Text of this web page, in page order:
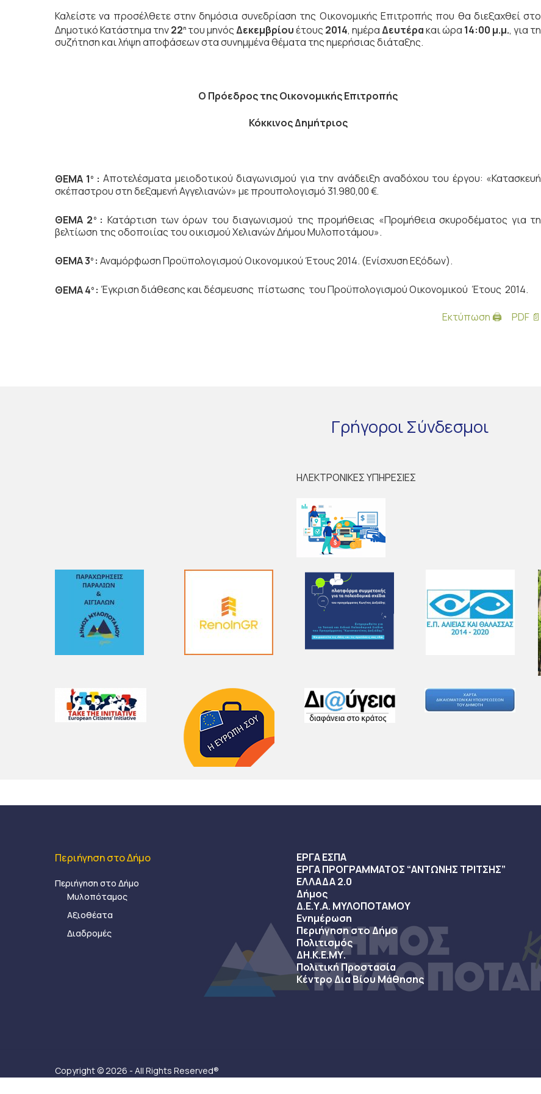
Καλείστε να προσέλθετε στην δημόσια συνεδρίαση της Οικονομικής Επιτροπής που θα διεξαχθεί στο
Δημοτικό Κατάστημα την22η του μηνόςΔεκεμβρίουέτους 2014, ημέραΔευτέρακαι ώρα 14:00 μ.μ., για τη
συζήτησηκαι λήψη αποφάσεων στα συνημμένα θέματα της ημερήσιας διάταξης.
Ο Πρόεδροςτης Οικονομικής Επιτροπής
Κόκκινος Δημήτριος
ΘΕΜΑ 1 ο :Αποτελέσματα μειοδοτικού διαγωνισμού για την ανάδειξη αναδόχου του έργου: «Κατασκευή
σκέπαστρου στη δεξαμενή Αγγελιανών» με προυπολογισμό 31.980,00 €.
ΘΕΜΑ 2 ο : Κατάρτιση των όρων του διαγωνισμού της προμήθειας «Προμήθεια σκυροδέματος για τη
βελτίωση της οδοποιίας του οικισμού Χελιανών Δήμου Μυλοποτάμου».
ΘΕΜΑ 3ο : Αναμόρφωση Προϋπολογισμού Οικονομικού Έτους 2014. (Ενίσχυση Εξόδων).
ΘΕΜΑ 4ο : Έγκριση διάθεσης και δέσμευσης πίστωσης του Προϋπολογισμού Οικονομικού Έτους 2014.
Εκτύπωση 🖨
PDF 📄
ΓρήγοροιΣύνδεσμοι
ΗΛΕΚΤΡΟΝΙΚΕΣ ΥΠΗΡΕΣΙΕΣ
Περιήγηση στο Δήμο
Περιήγηση στο Δήμο
Μυλοπόταμος
Αξιοθέατα
Διαδρομές
ΕΡΓΑ ΕΣΠΑ
ΕΡΓΑ ΠΡΟΓΡΑΜΜΑΤΟΣ “ΑΝΤΩΝΗΣ ΤΡΙΤΣΗΣ”
ΕΛΛΑΔΑ 2.0
Δήμος
Δ.Ε.Υ.Α. ΜΥΛΟΠΟΤΑΜΟΥ
Ενημέρωση
Περιήγηση στο Δήμο
Πολιτισμός
ΔΗ.Κ.Ε.ΜΥ.
Πολιτική Προστασία
Κέντρο Δια Βίου Μάθησης
Copyright © 2026 - All Rights Reserved®